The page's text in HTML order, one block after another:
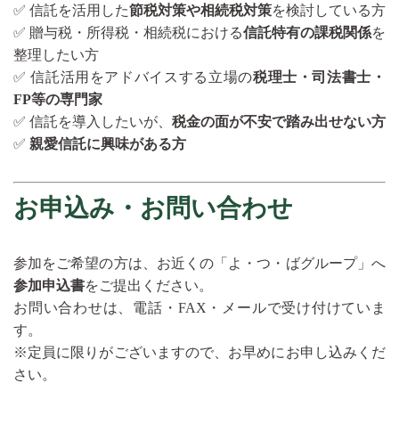
✅ 信託を活用した節税対策や相続税対策を検討している方
✅ 贈与税・所得税・相続税における信託特有の課税関係を
整理したい方
✅ 信託活用をアドバイスする立場の税理士・司法書士・
FP等の専門家
✅ 信託を導入したいが、 税金の面が不安で踏み出せない方
✅ 親愛信託に興味がある方
お申込み・お問い合わせ
参加をご希望の方は、お近くの「よ・つ・ばグループ」へ
参加申込書をご提出ください。
お問い合わせは、電話・FAX・メールで受け付けていま
す。
※定員に限りがございますので、お早めにお申し込みくだ
さい。